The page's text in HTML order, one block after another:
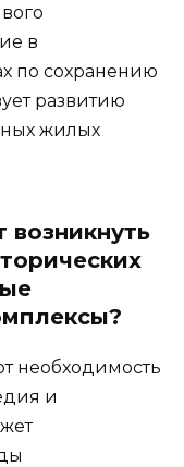
в
по сохранению
развитию
жилых
возникнуть
необходимость
и